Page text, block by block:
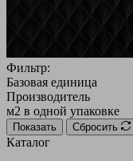
Фильтр:
Базовая единица
Производитель
м2 в одной упаковке
Показать Сбросить
Каталог